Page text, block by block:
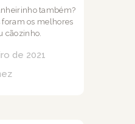
também?
foram os melhores
cãozinho.
de 2021